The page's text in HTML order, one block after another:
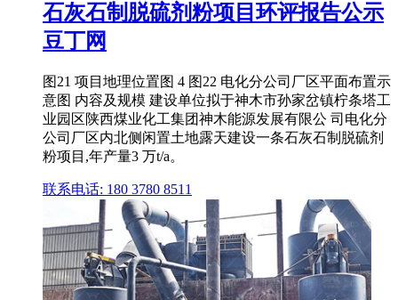
石灰石制脱硫剂粉项目环评报告公示
豆丁网
图21 项目地理位置图 4 图22 电化分公司厂区平面布置示
意图 内容及规模 建设单位拟于神木市孙家岔镇柠条塔工
业园区陕西煤业化工集团神木能源发展有限公 司电化分
公司厂区内北侧闲置土地露天建设一条石灰石制脱硫剂
粉项目,年产量3 万t/a。
联系电话: 180 3780 8511